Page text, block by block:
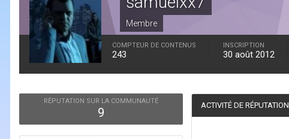
Membre
COMPTEUR DE CONTENUS
243
INSCRIPTION
30 août 2012
RÉPUTATION SUR LA COMMUNAUTÉ
9
ACTIVITÉ DE RÉPUTATION